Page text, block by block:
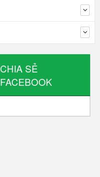
CHIA SẺ
FACEBOOK